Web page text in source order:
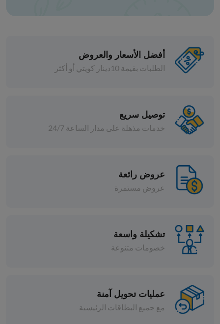
أفضل الأسعار والعروض
الطلبات بقيمة 10دينار كويتي أو أكثر
توصيل سريع
خدمات مذهلة على مدار الساعة 24/7
عروض رائعة
عروض مستمرة
تشكيلة واسعة
خصومات متنوعة
عمليات تحويل آمنة
مع جميع البطاقات الرئيسية